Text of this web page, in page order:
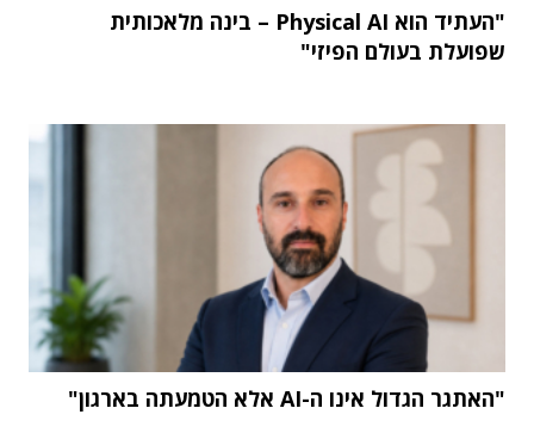
"העתיד הוא Physical AI – בינה מלאכותית
שפועלת בעולם הפיזי"
"האתגר הגדול אינו ה-AI אלא הטמעתה בארגון"